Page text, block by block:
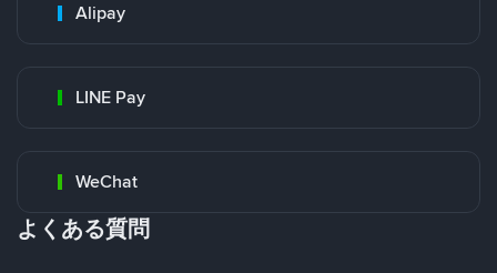
Alipay
LINE Pay
WeChat
よくある質問